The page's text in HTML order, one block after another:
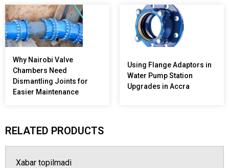
Why Nairobi Valve
Chambers Need
Dismantling Joints for
Easier Maintenance
Using Flange Adaptors in
Water Pump Station
Upgrades in Accra
RELATED PRODUCTS
Xabar topilmadi